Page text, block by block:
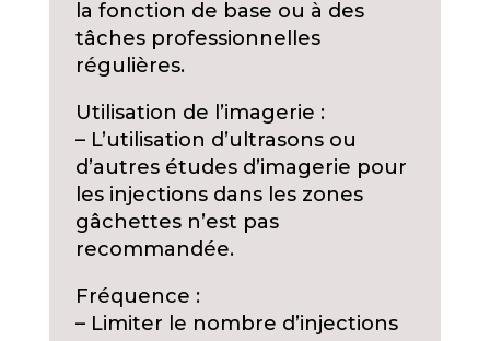
la fonction de base ou à des
tâches professionnelles
régulières.
Utilisation de l’imagerie :
– L’utilisation d’ultrasons ou
d’autres études d’imagerie pour
les injections dans les zones
gâchettes n’est pas
recommandée.
Fréquence :
– Limiter le nombre d’injections